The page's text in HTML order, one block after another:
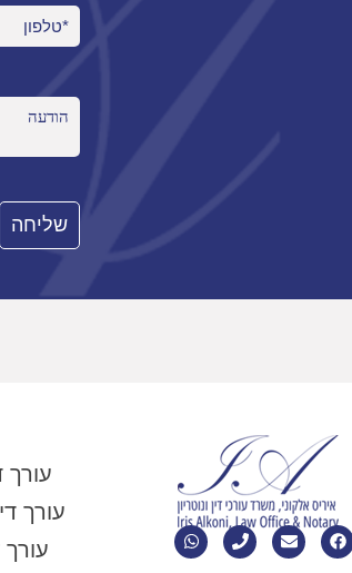
עורך
עורך
עורך